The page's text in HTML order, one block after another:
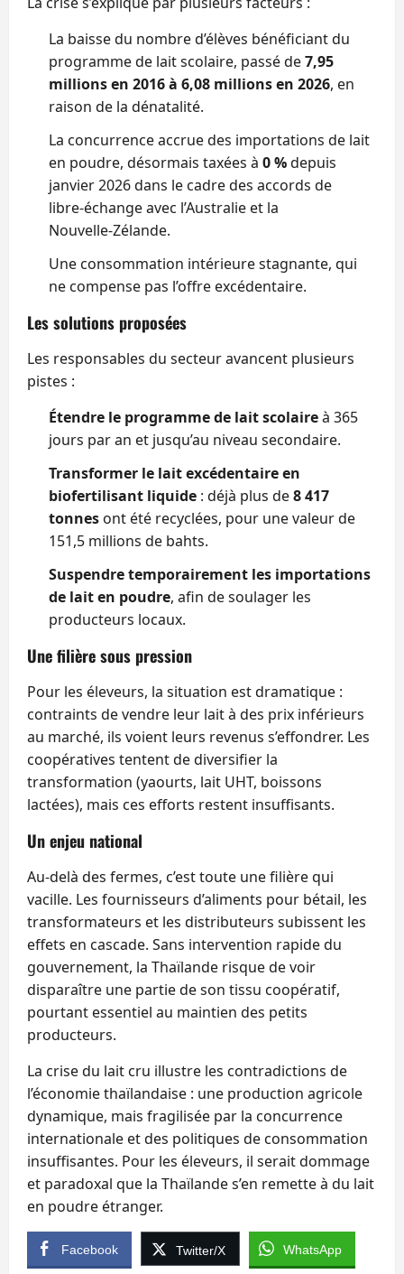
La baisse du nombre d’élèves bénéficiant du
programme de lait scolaire, passé de7,95
millions en 2016 à 6,08 millions en 2026, en
raison de la dénatalité.
La concurrence accrue des importations de lait
en poudre, désormais taxées à 0 %depuis
janvier 2026 dans le cadre des accords de
libre‑échange avec l’Australie et la
Nouvelle‑Zélande.
Une consommation intérieure stagnante, qui
ne compense pas l’offre excédentaire.
Les solutions proposées
Les responsables du secteur avancent plusieurs
pistes :
Étendre le programme de lait scolaireà 365
jours par an et jusqu’au niveau secondaire.
Transformer le lait excédentaire en
biofertilisant liquide : déjà plus de8 417
tonnes ont été recyclées, pour une valeur de
151,5 millions de bahts.
Suspendre temporairement les importations
de lait en poudre, afin de soulager les
producteurs locaux.
Une filière sous pression
Pour les éleveurs, la situation est dramatique :
contraints de vendre leur lait à des prix inférieurs
au marché, ils voient leurs revenus s’effondrer. Les
coopératives tentent de diversifier la
transformation (yaourts, lait UHT, boissons
lactées), mais ces efforts restent insuffisants.
Un enjeu national
Au‑delà des fermes, c’est toute une filière qui
vacille. Les fournisseurs d’aliments pour bétail, les
transformateurs et les distributeurs subissent les
effets en cascade. Sans intervention rapide du
gouvernement, la Thaïlande risque de voir
disparaître une partie de son tissu coopératif,
pourtant essentiel au maintien des petits
producteurs.
La crise du lait cru illustre les contradictions de
l’économie thaïlandaise : une production agricole
dynamique, mais fragilisée par la concurrence
internationale et des politiques de consommation
insuffisantes. Pour les éleveurs, il serait dommage
et paradoxal que la Thaïlande s’en remette à du lait
en poudre étranger.
Facebook Twitter/X WhatsApp